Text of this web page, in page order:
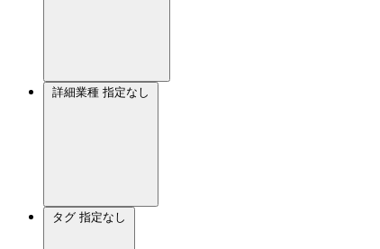
詳細業種 指定なし
タグ 指定なし